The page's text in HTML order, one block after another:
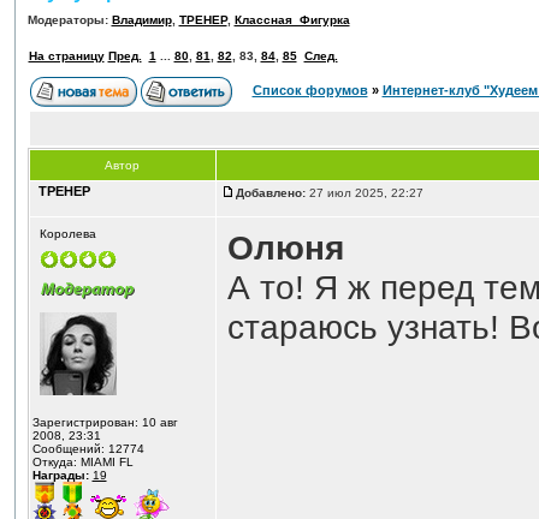
Модераторы: Владимир, ТРЕНЕР, Классная_Фигурка
На страницу Пред. 1 80, 81 82 83, 84, 85 След.
Список форумов» Интернет-клуб
Автор
ТРЕНЕР Добавлено:27 июл 2025, 22:27
Королева
Зарегистрирован: 10 авг
2008, 23:31
Сообщений: 12774
Откуда: MIAMI FL
Награды: 19
Олюня
А то! Я ж перед
стараюсь узнать!